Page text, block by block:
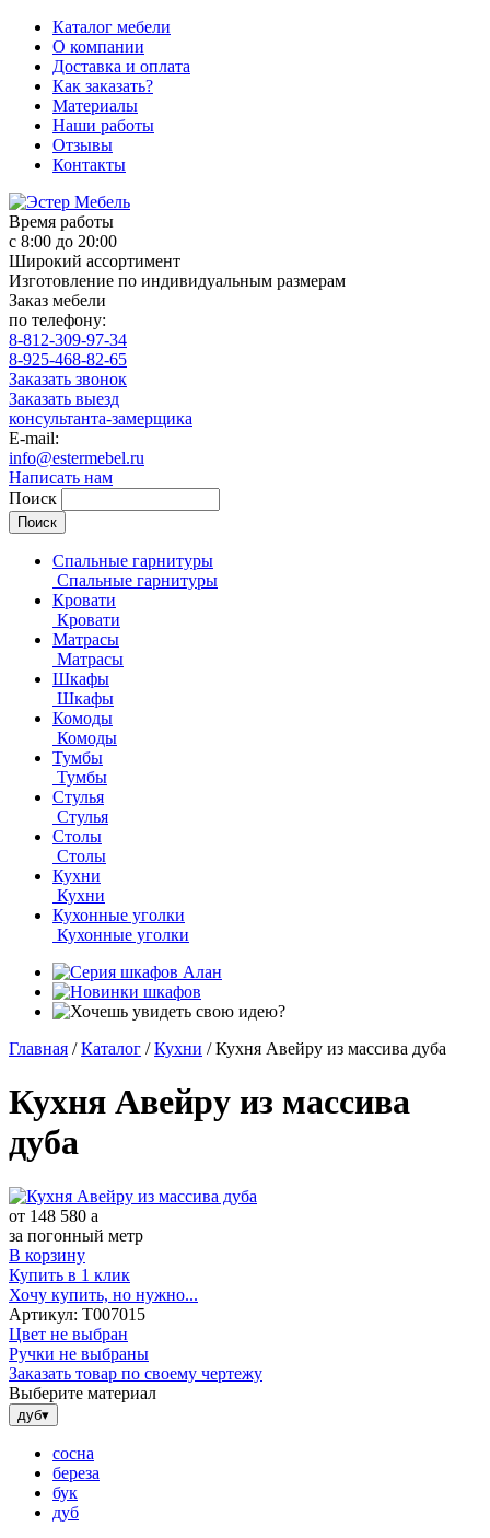
Каталог мебели
О компании
Доставка и оплата
Как заказать?
Материалы
Наши работы
Отзывы
Контакты
Время работы
с 8:00 до 20:00
Широкий ассортимент
Изготовление по индивидуальным размерам
Заказ мебели
по телефону:
8-812-309-97-34
8-925-468-82-65
Заказать звонок
Заказать выезд
консультанта-замерщика
E-mail:
info@estermebel.ru
Написать нам
Поиск
Спальные гарнитуры
Спальные гарнитуры
Кровати
Кровати
Матрасы
Матрасы
Шкафы
Шкафы
Комоды
Комоды
Тумбы
Тумбы
Стулья
Стулья
Столы
Столы
Кухни
Кухни
Кухонные уголки
Кухонные уголки
Главная / Каталог / Кухни / Кухня Авейру из массива дуба
Кухня Авейру из массива
дуба
от 148 580 a
за погонный метр
В корзину
Купить в 1 клик
Хочу купить, но нужно...
Артикул: Т007015
Цвет не выбран
Ручки не выбраны
Заказать товар по своему чертежу
Выберите материал
дуб▾
сосна
береза
бук
дуб